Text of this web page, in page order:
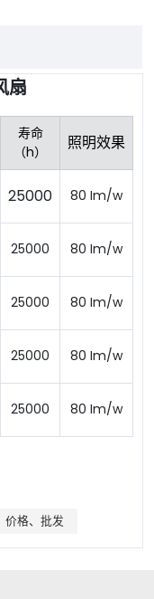
扇
寿命
（h）
照明效果
25000 80 Im/w
25000 80 Im/w
25000 80 Im/w
25000 80 Im/w
25000 80 Im/w
格、批发